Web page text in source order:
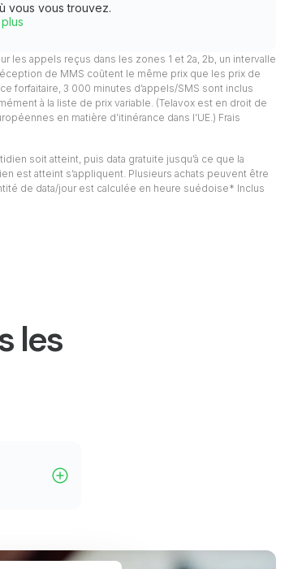
vous vous trouvez.
les appels reçus dans les zones 1 et 2a, 2b, un intervalle
de MMS coûtent le même prix que les prix de
forfaitaire, 3 000 minutes d’appels/SMS sont inclus
à la liste de prix variable. (Telavox est en droit de
en matière d’itinérance dans l’UE.) Frais
soit atteint, puis data gratuite jusqu’à ce que la
est atteint s’appliquent. Plusieurs achats peuvent être
de data/jour est calculée en heure suédoise* Inclus
les